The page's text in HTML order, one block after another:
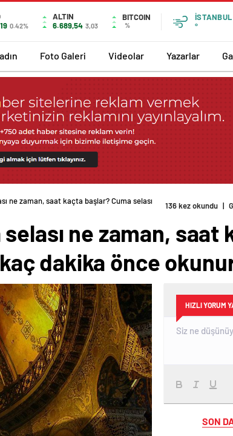
0.42%
ALTIN
6.689,54 3,03
BITCOIN
%
İSTANBUL
°
Foto Galeri Videolar Yazarlar
ne zaman, saat kaçta başlar? Cuma selası
136 kez okundu |
ne zaman, saat
dakika önce
HIZLI YORUM
SON